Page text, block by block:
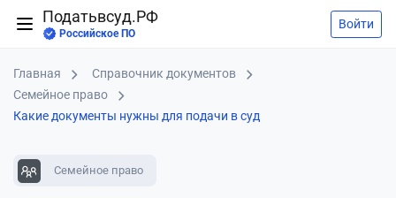
Податьвсуд.РФ
Российское ПО
Войти
Главная
Справочник документов
Семейное право
Какие документы нужны для подачи в суд
Семейное право